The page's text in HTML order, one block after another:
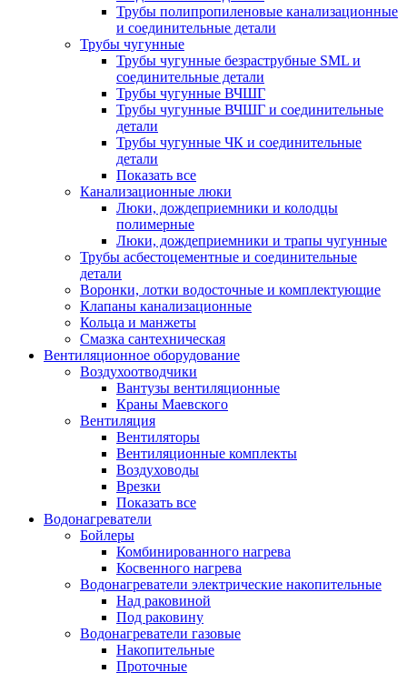
Трубы полипропиленовые канализационные
и соединительные детали
Трубы чугунные
Трубы чугунные безраструбные SML и
соединительные детали
Трубы чугунные ВЧШГ
Трубы чугунные ВЧШГ и соединительные
детали
Трубы чугунные ЧК и соединительные
детали
Показать все
Канализационные люки
Люки, дождеприемники и колодцы
полимерные
Люки, дождеприемники и трапы чугунные
Трубы асбестоцементные и соединительные
детали
Воронки, лотки водосточные и комплектующие
Клапаны канализационные
Кольца и манжеты
Смазка сантехническая
Вентиляционное оборудование
Воздухоотводчики
Вантузы вентиляционные
Краны Маевского
Вентиляция
Вентиляторы
Вентиляционные комплекты
Воздуховоды
Врезки
Показать все
Водонагреватели
Бойлеры
Комбинированного нагрева
Косвенного нагрева
Водонагреватели электрические накопительные
Над раковиной
Под раковину
Водонагреватели газовые
Накопительные
Проточные